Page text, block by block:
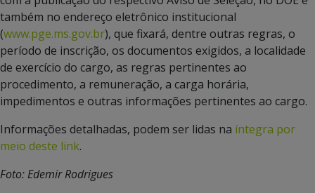
também no endereço eletrônico institucional
(www.pge.ms.gov.br), que fixará, dentre outras regras, o
período de inscrição, os documentos exigidos, a localidade
de exercício do cargo, as regras pertinentes ao
procedimento, a remuneração, a carga horária,
impedimentos e outras informações pertinentes ao cargo.
Informações detalhadas, podem ser lidas na íntegra por
meio deste link.
Foto: Edemir Rodrigues